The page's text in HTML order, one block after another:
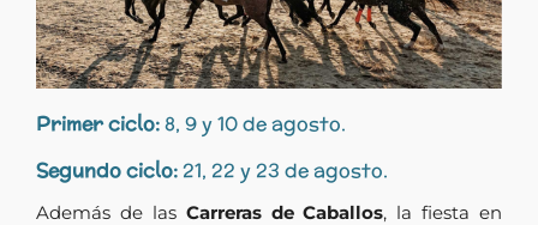
Primer ciclo:8, 9 y 10 de agosto.
Segundo ciclo:21, 22 y 23 de agosto.
Además de las Carreras de Caballos, la fiesta en